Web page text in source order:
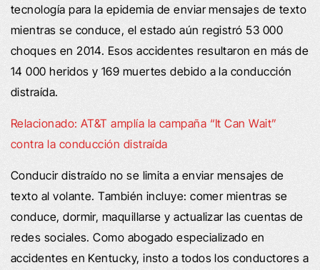
tecnología para la epidemia de enviar mensajes de texto
mientras se conduce, el estado aún registró 53 000
choques en 2014. Esos accidentes resultaron en más de
14 000 heridos y 169 muertes debido a la conducción
distraída.
Relacionado: AT&T amplía la campaña “It Can Wait”
contra la conducción distraída
Conducir distraído no se limita a enviar mensajes de
texto al volante. También incluye: comer mientras se
conduce, dormir, maquillarse y actualizar las cuentas de
redes sociales. Como abogado especializado en
accidentes en Kentucky, insto a todos los conductores a